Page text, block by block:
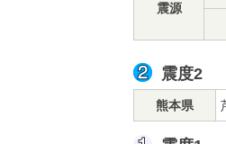
震源
震度2
熊本県